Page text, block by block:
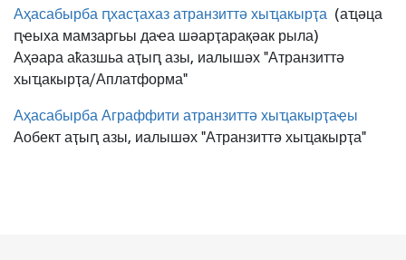
Аҳасабырба ԥхасҭахаз атранзиттә хыҵакырҭа (аҵәца
ԥҽыха мамзаргьы даҽа шәарҭарақәак рыла)
Аҳәара аҟазшьа аҭыԥ азы, иалышәх "Атранзиттә
хыҵакырҭа/Аплатформа"
Аҳасабырба Аграффити атранзиттә хыҵакырҭаҿы
Аобект аҭыԥ азы, иалышәх "Атранзиттә хыҵакырҭа"